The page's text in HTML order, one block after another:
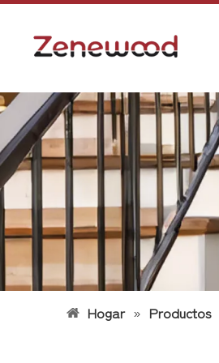
Hogar » Productos